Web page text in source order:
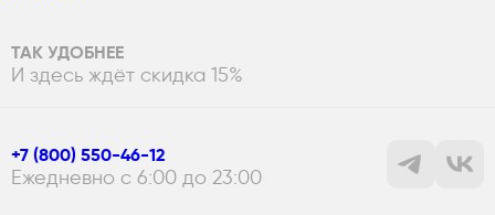
ТАК УДОБНЕЕ
И здесь ждёт скидка 15%
+7 (800) 550-46-12
Ежедневно с 6:00 до 23:00